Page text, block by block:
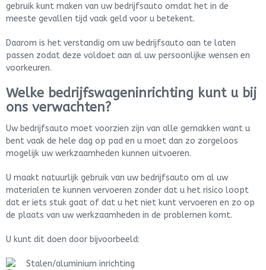
gebruik kunt maken van uw bedrijfsauto omdat het in de
meeste gevallen tijd vaak geld voor u betekent.
Daarom is het verstandig om uw bedrijfsauto aan te laten
passen zodat deze voldoet aan al uw persoonlijke wensen en
voorkeuren.
Welke bedrijfswageninrichting kunt u bij
ons verwachten?
Uw bedrijfsauto moet voorzien zijn van alle gemakken want u
bent vaak de hele dag op pad en u moet dan zo zorgeloos
mogelijk uw werkzaamheden kunnen uitvoeren.
U maakt natuurlijk gebruik van uw bedrijfsauto om al uw
materialen te kunnen vervoeren zonder dat u het risico loopt
dat er iets stuk gaat of dat u het niet kunt vervoeren en zo op
de plaats van uw werkzaamheden in de problemen komt.
U kunt dit doen door bijvoorbeeld:
Stalen/aluminium inrichting